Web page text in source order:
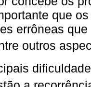
que
errôneas
outros